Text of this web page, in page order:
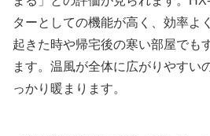
ターとしての機能が高く、効率よ
起きた時や帰宅後の寒い部屋でも
ます。温風が全体に広がりやすい
っかり暖まります。